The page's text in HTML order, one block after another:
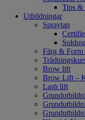
Tips &
Utbildningar
Spraytan
Färg & Form
Brow lift
Brow Lift –
Lash lift